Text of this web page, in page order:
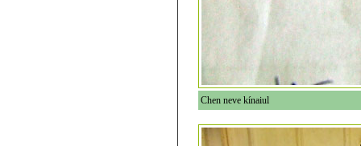
Chen neve kínaiul